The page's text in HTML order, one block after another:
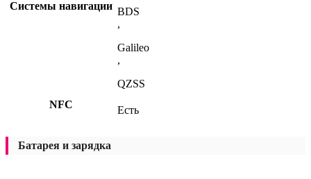
Системы навигации BDS
,
Galileo
,
QZSS
NFC
Есть
Батарея и зарядка